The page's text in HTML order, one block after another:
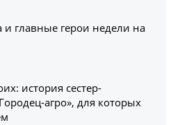
главные герои недели на
история сестер-
агро», для которых